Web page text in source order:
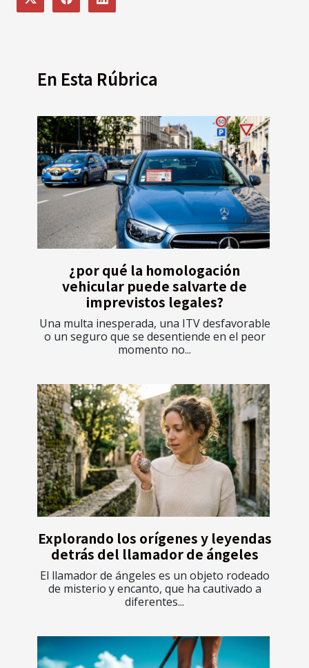
En Esta Rúbrica
¿por qué la homologación
vehicular puede salvarte de
imprevistos legales?
Una multa inesperada, una ITV desfavorable
o un seguro que se desentiende en el peor
momento no...
Explorando los orígenes y leyendas
detrás del llamador de ángeles
El llamador de ángeles es un objeto rodeado
de misterio y encanto, que ha cautivado a
diferentes...